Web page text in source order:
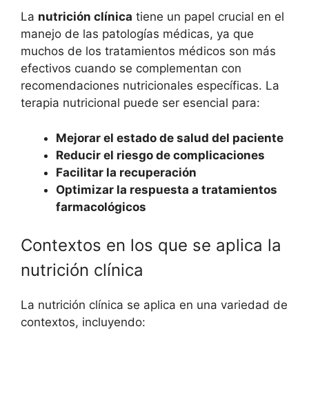
La nutrición clínica tiene un papel crucial en el
manejo de las patologías médicas, ya que
muchos de los tratamientos médicos son más
efectivos cuando se complementan con
recomendaciones nutricionales específicas. La
terapia nutricional puede ser esencial para:
Mejorar el estado de salud del paciente
Reducir el riesgo de complicaciones
Facilitar la recuperación
Optimizar la respuesta a tratamientos
farmacológicos
Contextos en los que se aplica la
nutrición clínica
La nutrición clínica se aplica en una variedad de
contextos, incluyendo: